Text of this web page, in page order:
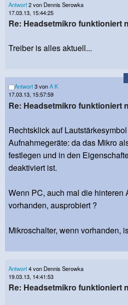
Antwort2 von Dennis Serowka
17.03.13, 15:44:25
Re: Headsetmikro funktioniert
Treiber is alles aktuell...
Antwort3 vonA K
17.03.13, 15:57:59
Re: Headsetmikro funktioniert
Rechtsklick auf
Aufnahmegeräte: da das Mikro
festlegen und in den
deaktiviert ist.
Wenn PC, auch mal die hinteren
vorhanden, ausprobiert ?
Mikroschalter, wenn vorhanden,
Antwort4 von Dennis Serowka
19.03.13, 14:41:53
Re: Headsetmikro funktioniert